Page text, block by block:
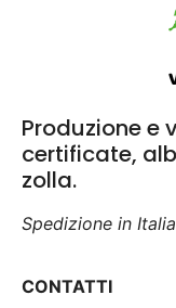
Produzione e
certificate,
zolla.
Spedizione in
CONTATTI